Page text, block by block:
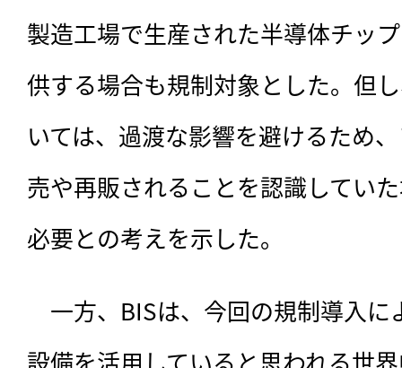
製造工場で生産された半導体チッ
供する場合も規制対象とした。但
いては、過渡な影響を避けるため
売や再販されることを認識してい
必要との考えを示した。
一方、BISは、今回の規制導入に